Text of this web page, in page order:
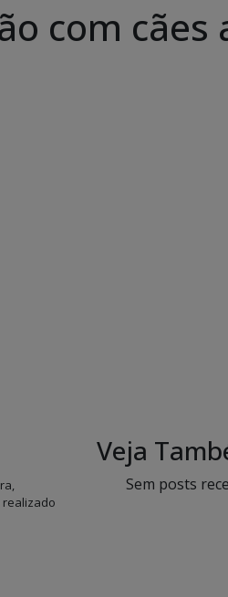
com cães
realizado
Veja
Sem posts